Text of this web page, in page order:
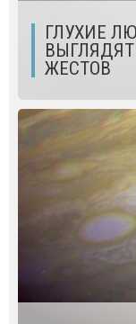
ГЛУХИЕ
ЖЕСТОВ